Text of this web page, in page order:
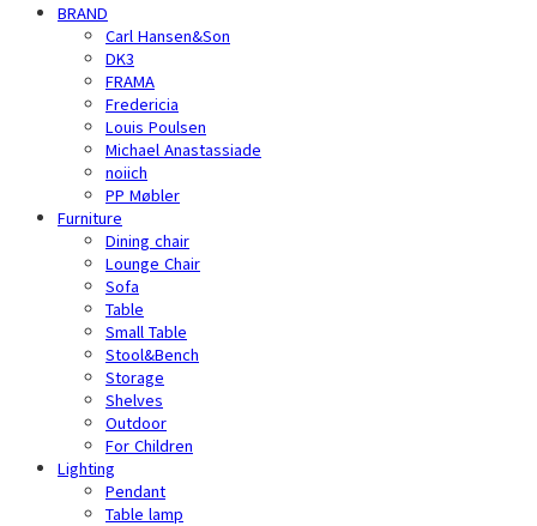
BRAND
Carl Hansen&Son
DK3
FRAMA
Fredericia
Louis Poulsen
Michael Anastassiade
noiich
PP Møbler
Furniture
Dining chair
Lounge Chair
Sofa
Table
Small Table
Stool&Bench
Storage
Shelves
Outdoor
For Children
Lighting
Pendant
Table lamp